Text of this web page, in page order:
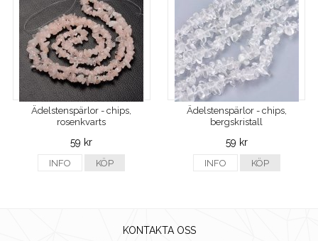
Ädelstenspärlor - chips,
rosenkvarts
59 kr
INFO KÖP
Ädelstenspärlor - chips,
bergskristall
59 kr
INFO KÖP
KONTAKTA OSS